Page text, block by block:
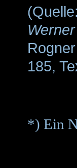
(Quelle:
185,
*) Ein